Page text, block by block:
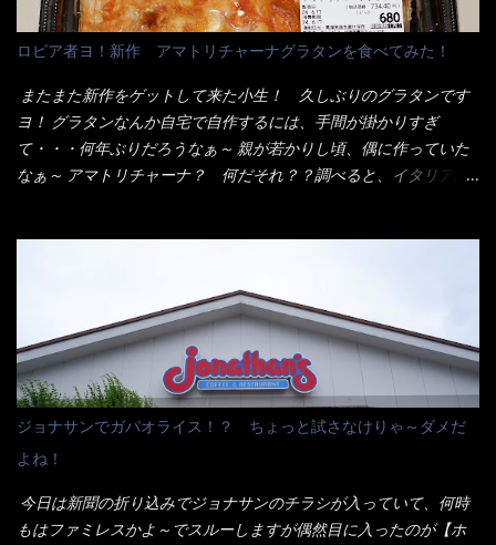
ん！！ 酸っぱくしたら、酸辣湯麺？なんてね。 よし今日のサラ
メシは、宮崎辛麺にしよう！ それではまず袋を開けると・・・ な
んだか紙に巻かれた棒状の麺が二束、調味油と粉末スープ！ やは
り見慣れない姿・・・何だかチョッと高級感的な・・・だって透
明なトレイに並んだ棒状麺なんて見慣れないからねぇ～（コスト
がかかる） 袋の裏側を見ると、韮とか卵の用意を勧めている。
それなばらと冷蔵庫にあった、黒豆モヤシ・韮・生卵を用意しま
け、韮の葉の部分をドサッと乗せて調味油を入れて完成です。 ど
うでしょう？ 見た目 Goodデザイン賞じゃない！？ 笑 マルタ
イのHPを見ると・・・（引用） めんは、ノンフライ・ノンスチー
ム製法で仕上げた、生めんに近い風味のストレートめんです。 豚
の旨味に数種類の唐辛子、ニンニクを加えた辛さとコクが凝縮さ
れた醤油ベースのスープです。 調味油に赤ラー油とごま油を使用
することに風味と辛さを引き立たせています。 調味油をスープ
全体に馴染ませるために、箸で麺と具を持ち上げて・・・ ええや
ないかぁ～ モヤシが黒豆モヤシだから細身で熱を加えてもへた
ロピア者ヨ！新作 アマトリチャーナグラタンを食べてみた！
またまた新作をゲットして来た小生！ 久しぶりのグラタンです
ヨ！ グラタンなんか自宅で自作するには、手間が掛かりすぎ
て・・・何年ぶりだろうなぁ～ 親が若かりし頃、偶に作っていた
なぁ～ アマトリチャーナ？ 何だそれ？？調べると、イタリア語
ブン皿で焼いて、大凡の目安で小分けにしているようで、パック
をよーく見たら表面のチーズの乗り具合に結構な差が出てい
た・・・チーズに焦げ目が付いているのを、しっかり確認し買う
ことをオススメします。（取り分け量にも若干有り差がでてるだ
ろう） 早速タバスコを振りかけて食べてみると・・・結構美味し
いよ！ 久しぶりだな～ホワイトソースとマカロニの絡まった食
感・・・懐かしい～ 今回ダイソーのカレー用のスプーンを使って
みたら、これが凄くうまくすくえるんだよねぇ～（このスプーン
当たりだね） 今回新作のグラタンを頂きましたが、まずまずの美
ジョナサンでガパオライス！？ ちょっと試さなけりゃ～ダメだ
よね！
今日は新聞の折り込みでジョナサンのチラシが入っていて、何時
もはファミレスかよ～でスルーしますが偶然目に入ったのが【ホ